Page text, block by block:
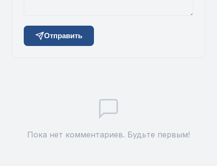
Отправить
Пока нет комментариев. Будьте первым!